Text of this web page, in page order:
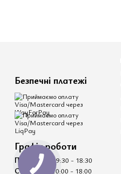
Безпечні платежі
Графік роботи
Пн - Пт
- 09:30 - 18:30
Сб - Нд
- 10:00 - 18:00